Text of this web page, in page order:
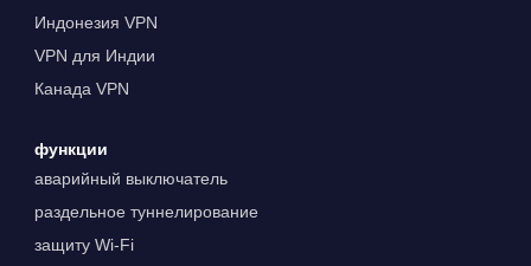
Индонезия VPN
VPN для Индии
Канада VPN
функции
аварийный выключатель
раздельное туннелирование
защиту Wi-Fi